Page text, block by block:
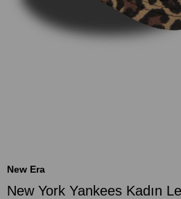
New Era
New York Yankees Kadın